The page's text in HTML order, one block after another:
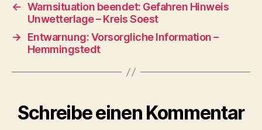
← Warnsituation beendet: Gefahren Hinweis
Unwetterlage – Kreis Soest
→
Entwarnung: Vorsorgliche Information –
Hemmingstedt
Schreibe einen Kommentar